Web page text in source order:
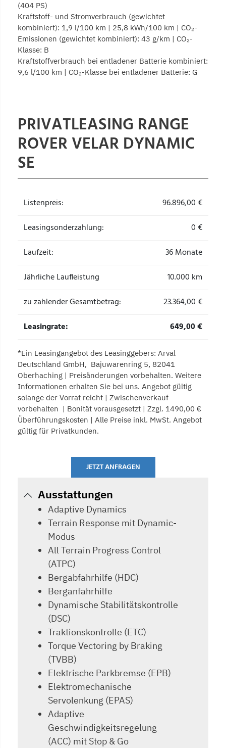
(404 PS)
Kraftstoff- und Stromverbrauch (gewichtet
kombiniert): 1,9 l/100 km | 25,8 kWh/100 km | CO₂-
Emissionen (gewichtet kombiniert): 43 g/km | CO₂-
Klasse: B
Kraftstoffverbrauch bei entladener Batterie kombiniert:
9,6 l/100 km | CO₂-Klasse bei entladener Batterie: G
PRIVATLEASING RANGE
ROVER VELAR DYNAMIC
SE
Listenpreis: 96.896,00€
Leasingsonderzahlung:
0 €
Laufzeit:
36 Monate
Jährliche Laufleistung
10.000 km
zu zahlender Gesamtbetrag:
23.364,00€
Leasingrate:
649,00 €
*Ein Leasingangebot des Leasinggebers: Arval
Deutschland GmbH, Bajuwarenring 5, 82041
Oberhaching | Preisänderungen vorbehalten. Weitere
Informationen erhalten Sie bei uns. Angebot gültig
solange der Vorrat reicht | Zwischenverkauf
vorbehalten | Bonität vorausgesetzt | Zzgl. 1490,00 €
Überführungskosten | Alle Preise inkl. MwSt. Angebot
gültig für Privatkunden.
JETZT ANFRAGEN
Ausstattungen
Adaptive Dynamics
Terrain Response mit Dynamic-
Modus
All Terrain Progress Control
(ATPC)
Bergabfahrhilfe (HDC)
Berganfahrhilfe
Dynamische Stabilitätskontrolle
(DSC)
Traktionskontrolle (ETC)
Torque Vectoring by Braking
(TVBB)
Elektrische Parkbremse (EPB)
Elektromechanische
Servolenkung (EPAS)
Adaptive
Geschwindigkeitsregelung
(ACC) mit Stop & Go